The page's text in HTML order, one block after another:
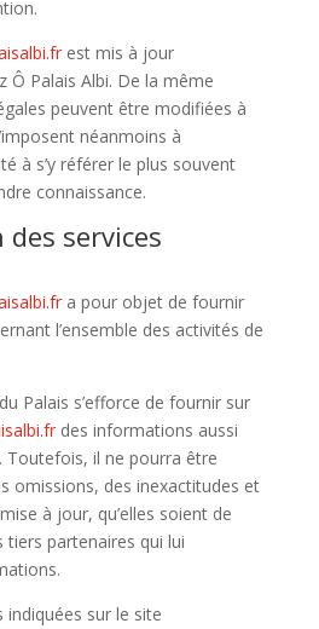
est mis à jour
Ô Palais Albi. De la même
peuvent être modifiées à
néanmoins à
à s’y référer le plus souvent
connaissance.
services
a pour objet de fournir
l’ensemble des activités de
Palais s’efforce de fournir sur
des informations aussi
Toutefois, il ne pourra être
omissions, des inexactitudes et
à jour, qu’elles soient de
partenaires qui lui
sur le site